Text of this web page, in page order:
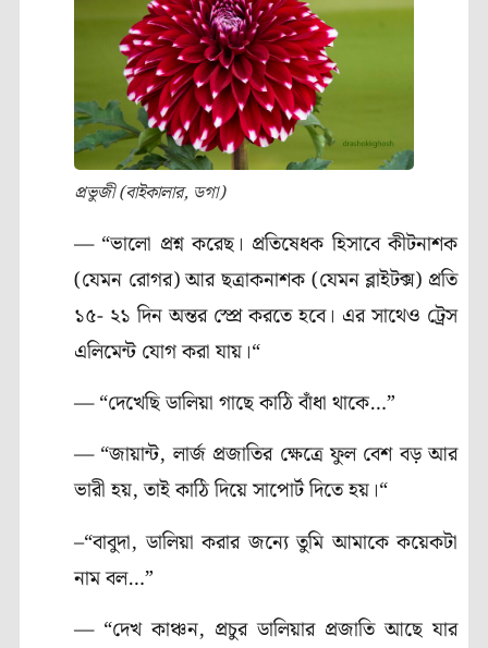
প্রভুজী (বাইকালার, ডগা)
— “ভালো প্রশ্ন করেছ। প্রতিষেধক হিসাবে কীটনাশক
(যেমন রোগর) আর ছত্রাকনাশক (যেমন ব্লাইটক্স) প্রতি
১৫- ২১ দিন অন্তর স্প্রে করতে হবে। এর সাথেও ট্রেস
এলিমেন্ট যোগ করা যায়।“
— “দেখেছি ডালিয়া গাছে কাঠি বাঁধা থাকে…”
— “জায়ান্ট, লার্জ প্রজাতির ক্ষেত্রে ফুল বেশ বড় আর
ভারী হয়, তাই কাঠি দিয়ে সাপোর্ট দিতে হয়।“
–“বাবুদা, ডালিয়া করার জন্যে তুমি আমাকে কয়েকটা
নাম বল…”
— “দেখ কাঞ্চন, প্রচুর ডালিয়ার প্রজাতি আছে যার